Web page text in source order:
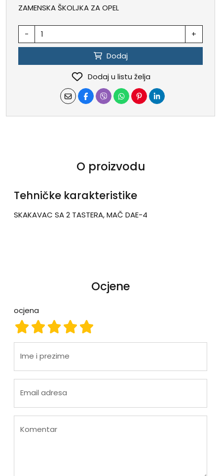
ZAMENSKA ŠKOLJKA ZA OPEL
- +
Dodaj
Dodaj u listu želja
O proizvodu
Tehničke karakteristike
SKAKAVAC SA 2 TASTERA, MAČ DAE-4
Ocjene
ocjena
ocjena 5
ocjena 4
ocjena 3
ocjena 2
ocjena 1
Ime i prezime
Email adresa
Komentar